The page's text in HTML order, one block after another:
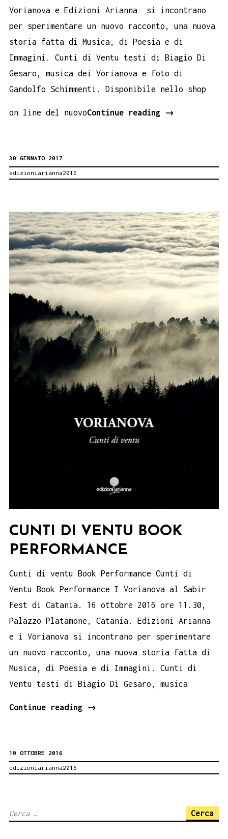
Vorianova e Edizioni Arianna si incontrano
per sperimentare un nuovo racconto, una nuova
storia fatta di Musica, di Poesia e di
Immagini. Cunti di Ventu testi di Biagio Di
Gesaro, musica dei Vorianova e foto di
Gandolfo Schimmenti. Disponibile nello shop
on line del nuovoContinue reading
Vorianova
da
Cunti
di
Ventu
→
30 GENNAIO 2017
edizioniarianna2016
CUNTI DI VENTU BOOK
PERFORMANCE
Cunti di ventu Book Performance Cunti di
Ventu Book Performance I Vorianova al Sabir
Fest di Catania. 16 ottobre 2016 ore 11.30,
Palazzo Platamone, Catania. Edizioni Arianna
e i Vorianova si incontrano per sperimentare
un nuovo racconto, una nuova storia fatta di
Musica, di Poesia e di Immagini. Cunti di
Ventu testi di Biagio Di Gesaro, musica
Continue reading
Cunti
→
10 OTTOBRE 2016
edizioniarianna2016
Ricerca